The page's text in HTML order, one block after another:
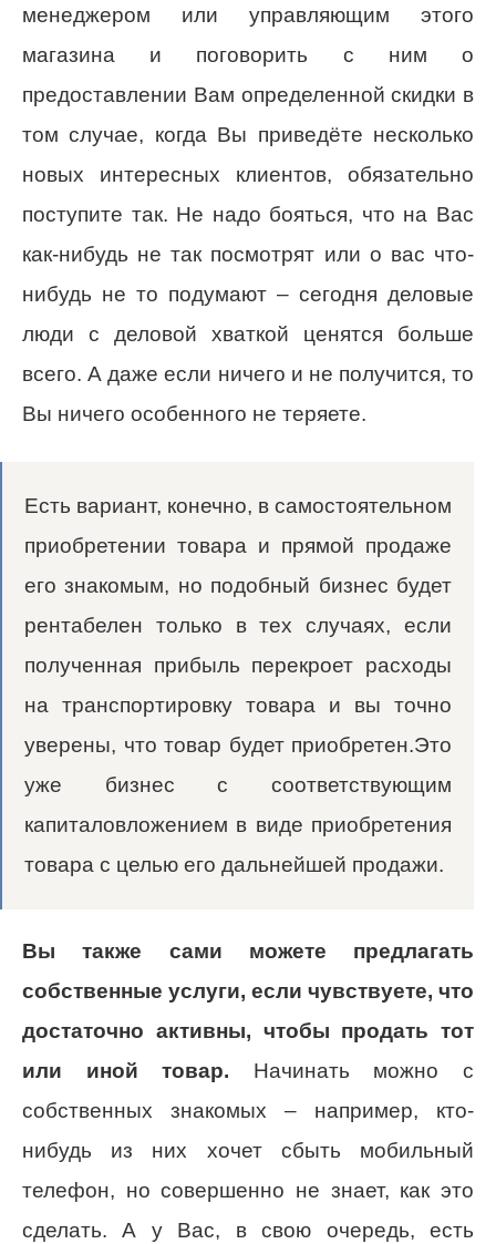
менеджером или управляющим этого
магазина и поговорить с ним о
предоставлении Вам определенной скидки в
том случае, когда Вы приведёте несколько
новых интересных клиентов, обязательно
поступите так. Не надо бояться, что на Вас
как-нибудь не так посмотрят или о вас что-
нибудь не то подумают – сегодня деловые
люди с деловой хваткой ценятся больше
всего. А даже если ничего и не получится, то
Вы ничего особенного не теряете.
Есть вариант, конечно, в самостоятельном
приобретении товара и прямой продаже
его знакомым, но подобный бизнес будет
рентабелен только в тех случаях, если
полученная прибыль перекроет расходы
на транспортировку товара и вы точно
уверены, что товар будет приобретен.Это
уже бизнес с соответствующим
капиталовложением в виде приобретения
товара с целью его дальнейшей продажи.
Вы также сами можете предлагать
собственные услуги, если чувствуете, что
достаточно активны, чтобы продать тот
или иной товар. Начинать можно с
собственных знакомых – например, кто-
нибудь из них хочет сбыть мобильный
телефон, но совершенно не знает, как это
сделать. А у Вас, в свою очередь, есть